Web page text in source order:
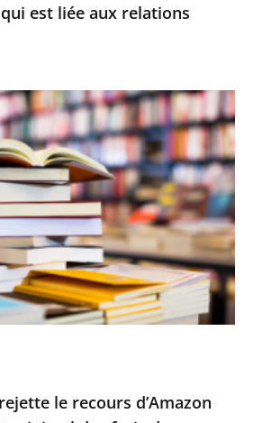
est liée aux relations
le recours d’Amazon